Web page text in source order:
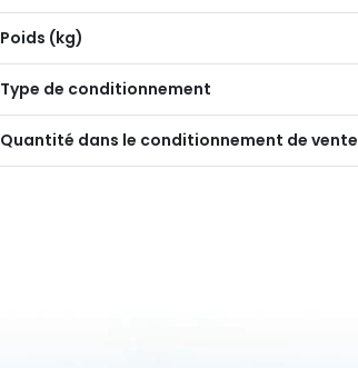
Poids (kg)
Type de conditionnement
Quantité dans le conditionnement de vente